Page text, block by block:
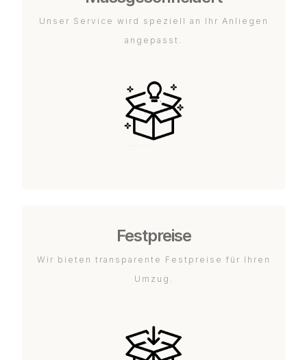
Unser Service wird speziell an Ihr Anliegen
angepasst.
Festpreise
Wir bieten transparente Festpreise für Ihren
Umzug.